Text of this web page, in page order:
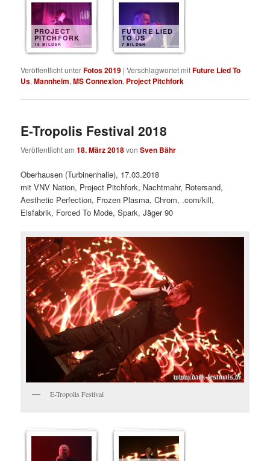
PROJECT
PITCHFORK
15 BILDER
FUTURE LIED
TO US
7 BILDER
Veröffentlicht unterFotos 2019 |Verschlagwortet mitFuture Lied To
Us,Mannheim,MS Connexion, Project Pitchfork
E-Tropolis Festival 2018
Veröffentlicht am18. März 2018vonSven Bähr
Oberhausen (Turbinenhalle), 17.03.2018
mit VNV Nation, Project Pitchfork, Nachtmahr, Rotersand,
Aesthetic Perfection, Frozen Plasma, Chrom, .com/kill,
Eisfabrik, Forced To Mode, Spark, Jäger 90
E-Tropolis Festival